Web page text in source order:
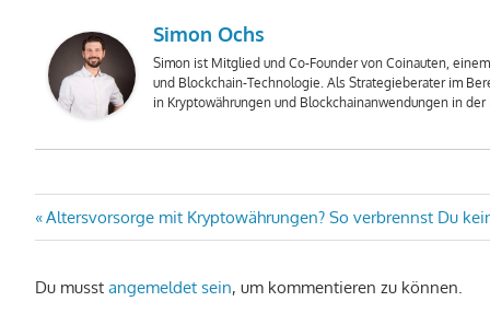
Simon Ochs
Simon ist Mitglied und Co-Founder von Coinauten,
und Blockchain-Technologie. Als Strategieberater im
in Kryptowährungen und Blockchainanwendungen in der
Beitragsnavigation
Vorheriger
Beitrag:
Altersvorsorge mit Kryptowährungen? So verbrennst Du
Du musst angemeldet sein, um kommentieren zu können.